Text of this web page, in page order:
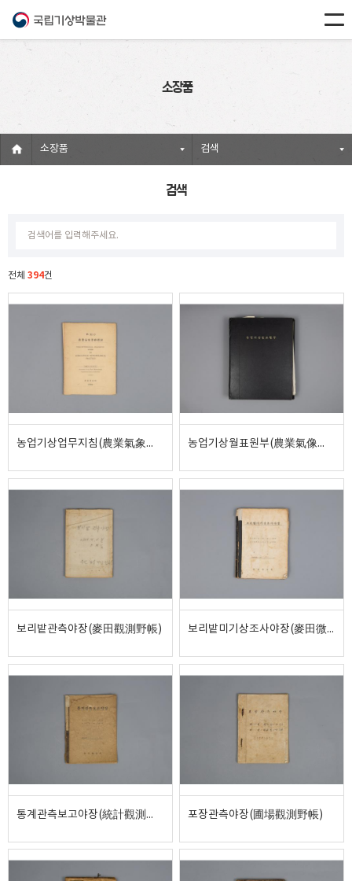
소장품
소장품 검색
검색
전체 394건
농업기상업무지침(農業氣象業務指針) 농업기상월표원부(農業氣像月表原簿)
보리밭관측야장(麥田觀測野帳) 보리밭미기상조사야장(麥田微氣象調査野帳)
통계관측보고야장(統計觀測報告野帳) 포장관측야장(圃場觀測野帳)